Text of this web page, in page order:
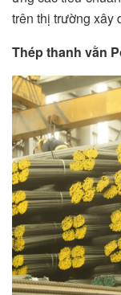
trên thị trường xây
Thép thanh vằn